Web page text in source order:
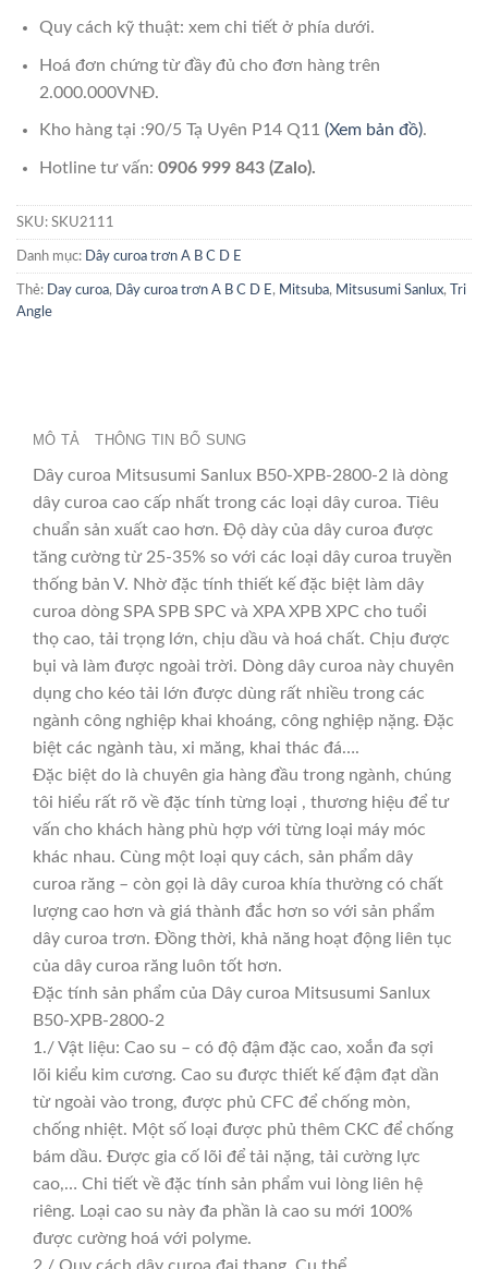
Quy cách kỹ thuật: xem chi tiết ở phía dưới.
Hoá đơn chứng từ đầy đủ cho đơn hàng trên
2.000.000VNĐ.
Kho hàng tại :90/5 Tạ Uyên P14 Q11 (Xem bản đồ).
Hotline tư vấn: 0906 999 843 (Zalo).
SKU: SKU2111
Danh mục: Dây curoa trơn A B C D E
Thẻ: Day curoa, Dây curoa trơn A B C D E , Mitsuba, Mitsusumi Sanlux,
Tri
Angle
MÔ TẢ THÔNG TIN BỔ SUNG
Dây curoa Mitsusumi Sanlux B50-XPB-2800-2 là dòng
dây curoa cao cấp nhất trong các loại dây curoa. Tiêu
chuẩn sản xuất cao hơn. Độ dày của dây curoa được
tăng cường từ 25-35% so với các loại dây curoa truyền
thống bản V. Nhờ đặc tính thiết kế đặc biệt làm dây
curoa dòng SPA SPB SPC và XPA XPB XPC cho tuổi
thọ cao, tải trọng lớn, chịu dầu và hoá chất. Chịu được
bụi và làm được ngoài trời. Dòng dây curoa này chuyên
dụng cho kéo tải lớn được dùng rất nhiều trong các
ngành công nghiệp khai khoáng, công nghiệp nặng. Đặc
biệt các ngành tàu, xi măng, khai thác đá….
Đặc biệt do là chuyên gia hàng đầu trong ngành, chúng
tôi hiểu rất rõ về đặc tính từng loại , thương hiệu để tư
vấn cho khách hàng phù hợp với từng loại máy móc
khác nhau. Cùng một loại quy cách, sản phẩm dây
curoa răng – còn gọi là dây curoa khía thường có chất
lượng cao hơn và giá thành đắc hơn so với sản phẩm
dây curoa trơn. Đồng thời, khả năng hoạt động liên tục
của dây curoa răng luôn tốt hơn.
Đặc tính sản phẩm của Dây curoa Mitsusumi Sanlux
B50-XPB-2800-2
1./ Vật liệu: Cao su – có độ đậm đặc cao, xoắn đa sợi
lõi kiểu kim cương. Cao su được thiết kế đậm đạt dần
từ ngoài vào trong, được phủ CFC để chống mòn,
chống nhiệt. Một số loại được phủ thêm CKC để chống
bám dầu. Được gia cố lõi để tải nặng, tải cường lực
cao,… Chi tiết về đặc tính sản phẩm vui lòng liên hệ
riêng. Loại cao su này đa phần là cao su mới 100%
được cường hoá với polyme.
2./ Quy cách dây curoa đai thang. Cụ thể